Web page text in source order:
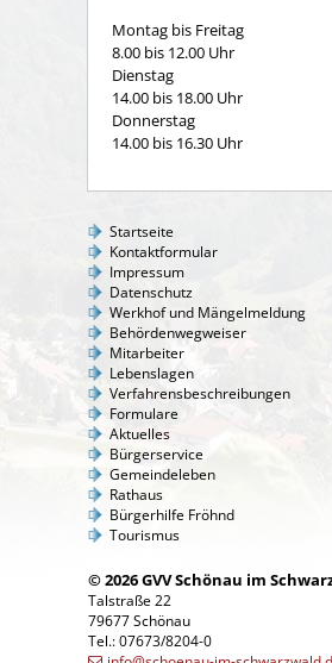
Montag bis Freitag
8.00 bis 12.00 Uhr
Dienstag
14.00 bis 18.00 Uhr
Donnerstag
14.00 bis 16.30 Uhr
Startseite
Kontaktformular
Impressum
Datenschutz
Werkhof und Mängelmeldung
Behördenwegweiser
Mitarbeiter
Lebenslagen
Verfahrensbeschreibungen
Formulare
Aktuelles
Bürgerservice
Gemeindeleben
Rathaus
Bürgerhilfe Fröhnd
Tourismus
© 2026 GVV Schönau im
Talstraße 22
79677 Schönau
Tel.: 07673/8204-0